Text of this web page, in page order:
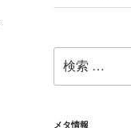
索:
メタ情報